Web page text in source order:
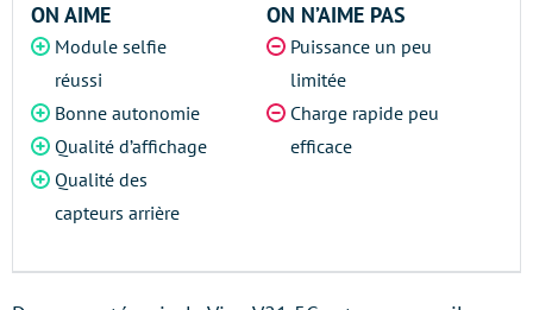
ON AIME
Module selfie
réussi
Bonne autonomie
Qualité d’affichage
Qualité des
capteurs arrière
ON N’AIME PAS
Puissance un peu
limitée
Charge rapide peu
efficace